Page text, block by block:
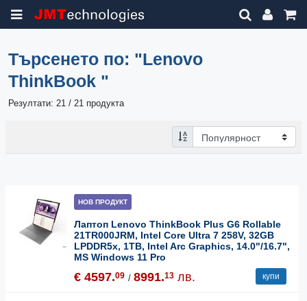
Търсенето по: "Lenovo
ThinkBook "
Резултати: 21 / 21 продукта
НОВ ПРОДУКТ
Лаптоп Lenovo ThinkBook Plus G6 Rollable
21TR000JRM, Intel Core Ultra 7 258V, 32GB
LPDDR5x, 1TB, Intel Arc Graphics, 14.0"/16.7",
MS Windows 11 Pro
€ 4597.09 / 8991.13 лв. купи